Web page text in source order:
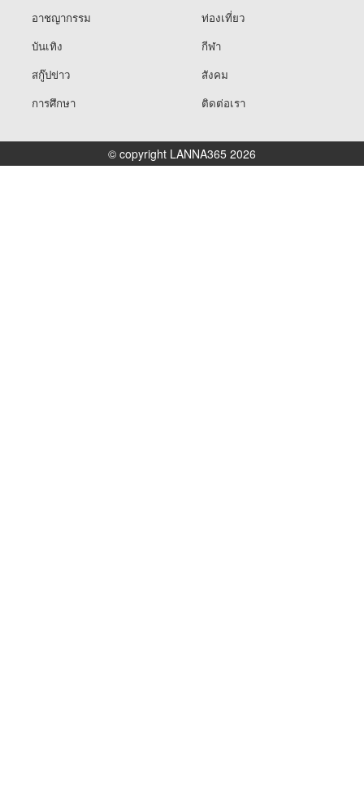
อาชญากรรม
ท่องเที่ยว
บันเทิง
กีฬา
สกู๊ปข่าว
สังคม
การศึกษา
ติดต่อเรา
© copyright LANNA365 2026